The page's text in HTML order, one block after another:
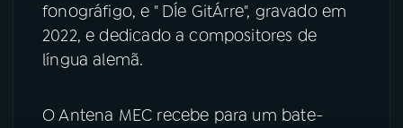
Instagram X
TikTok
fonográfigo, e " DÍe GitÁrre", gravado em
2022, e dedicado a compositores de
língua alemã.
O Antena MEC recebe para um bate-